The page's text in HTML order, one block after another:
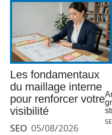
Les fondamentaux
du maillage interne
pour renforcer votre
visibilité
SEO 05/08/2026